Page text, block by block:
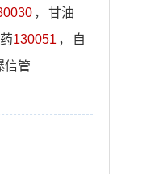
，
甘油
130051 ，
自
信管